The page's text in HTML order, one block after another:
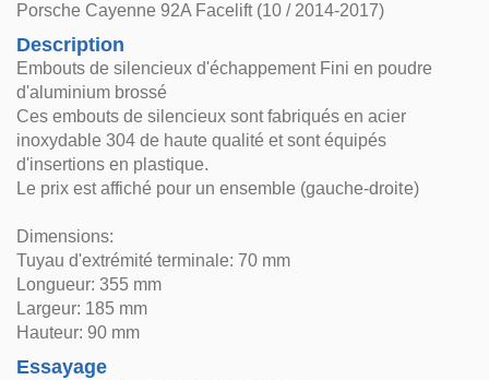
Porsche Cayenne 92A Facelift (10 / 2014-2017)
Description
Embouts de silencieux d'échappement Fini en poudre
d'aluminium brossé
Ces embouts de silencieux sont fabriqués en acier
inoxydable 304 de haute qualité et sont équipés
d'insertions en plastique.
Le prix est affiché pour un ensemble (gauche-droite)
Dimensions:
Tuyau d'extrémité terminale: 70 mm
Longueur: 355 mm
Largeur: 185 mm
Hauteur: 90 mm
Essayage